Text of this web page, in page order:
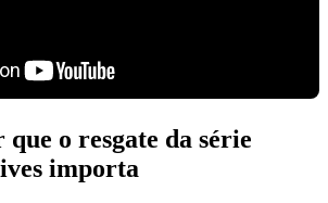
o resgate da série
importa